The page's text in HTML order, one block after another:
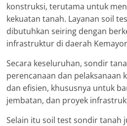
konstruksi, terutama untuk
kekuatan tanah. Layanan soil
dibutuhkan seiring dengan
infrastruktur di daerah
Secara keseluruhan, sondir
perencanaan dan pelaksanaan
dan efisien, khususnya untuk
jembatan, dan proyek
Selain itu soil test sondir tanah